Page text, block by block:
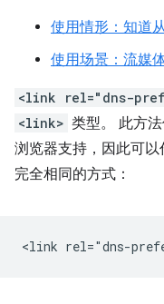
使用情形：知道
使用场景：流媒
<link rel="dns-
<link> 类型。 此方
浏览器支持，因此可
完全相同的方式：